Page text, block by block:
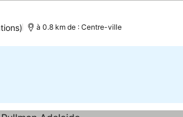
à 0.8 km de : Centre-ville